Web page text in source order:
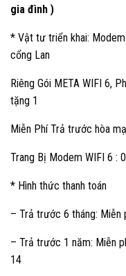
gia đình )
* Vật tư triển khai:
cổng Lan
Riêng Gói META WIFI 6,
tặng 1
Miễn Phí Trả trước hòa
Trang Bị Modem WIFI 6 :
* Hình thức thanh toán
– Trả trước 6 tháng: Miễn
– Trả trước 1 năm: Miễn
14